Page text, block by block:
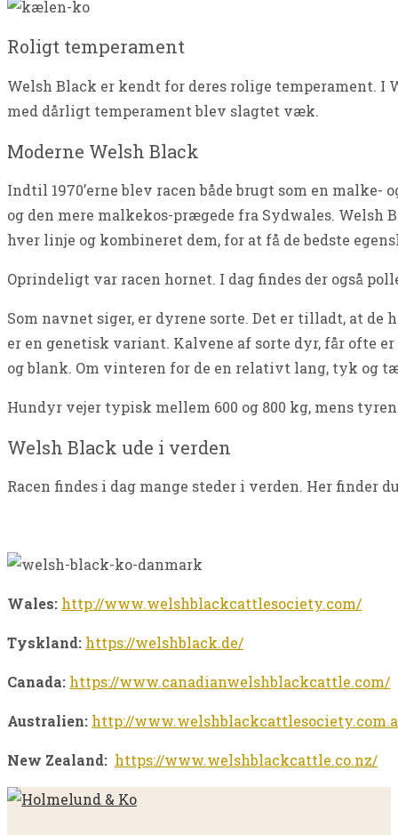
Roligt temperament
Welsh Black er kendt for deres rolige temperament.
med dårligt temperament blev slagtet væk.
Moderne Welsh Black
Indtil 1970’erne blev racen både brugt som en
og den mere malkekos-prægede fra Sydwales. Welsh
hver linje og kombineret dem, for at få de bedste
Oprindeligt var racen hornet. I dag findes der også
Som navnet siger, er dyrene sorte. Det er tilladt, at
er en genetisk variant. Kalvene af sorte dyr, får ofte
og blank. Om vinteren for de en relativt lang, tyk og
Hundyr vejer typisk mellem 600 og 800 kg, mens
Welsh Black ude i verden
Racen findes i dag mange steder i verden. Her finder
Wales: http://www.welshblackcattlesociety.com/
Tyskland: https://welshblack.de/
Canada: https://www.canadianwelshblackcattle.com/
Australien: http://
New Zealand: https://www.welshblackcattle.co.nz/